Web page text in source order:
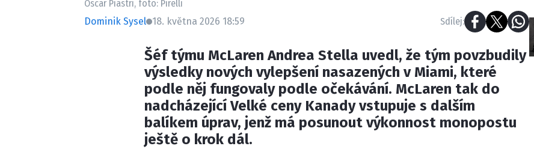
Oscar Piastri, foto: Pirelli
Dominik Sysel 18. května 2026 18:59 Sdílej:
Šéf týmu McLaren Andrea Stella uvedl, že tým povzbudily
výsledky nových vylepšení nasazených v Miami, které
podle něj fungovaly podle očekávání. McLaren tak do
nadcházející Velké ceny Kanady vstupuje s dalším
balíkem úprav, jenž má posunout výkonnost monopostu
ještě o krok dál.